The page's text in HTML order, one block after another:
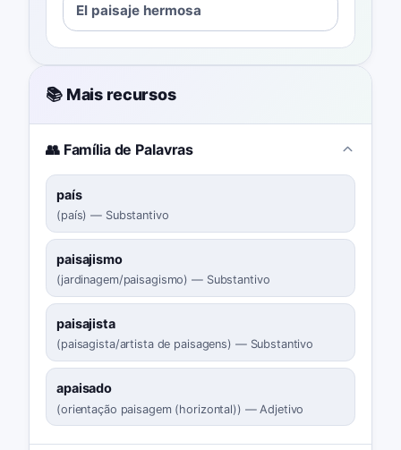
El paisaje hermosa
📚 Mais recursos
👥 Família de Palavras
país
(país) — Substantivo
paisajismo
(jardinagem/paisagismo) — Substantivo
paisajista
(paisagista/artista de paisagens) — Substantivo
apaisado
(orientação paisagem (horizontal)) — Adjetivo